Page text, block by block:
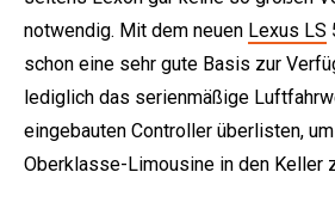
notwendig. Mit dem neuen Lexus LS
schon eine sehr gute Basis zur
lediglich das serienmäßige
eingebauten Controller überlisten,
Oberklasse-Limousine in den Keller